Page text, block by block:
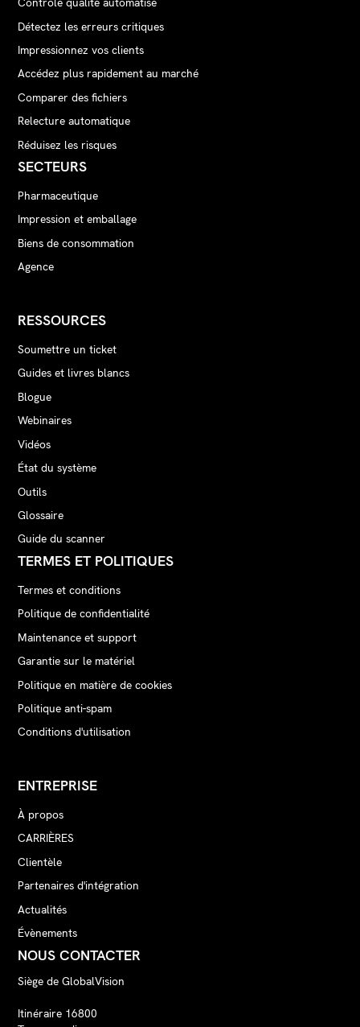
Détectez les erreurs critiques
Impressionnez vos clients
Accédez plus rapidement au marché
Comparer des fichiers
Relecture automatique
Réduisez les risques
SECTEURS
Pharmaceutique
Impression et emballage
Biens de consommation
Agence
RESSOURCES
Soumettre un ticket
Guides et livres blancs
Blogue
Webinaires
Vidéos
État du système
Outils
Glossaire
Guide du scanner
TERMES ET POLITIQUES
Termes et conditions
Politique de confidentialité
Maintenance et support
Garantie sur le matériel
Politique en matière de cookies
Politique anti-spam
Conditions d'utilisation
ENTREPRISE
À propos
CARRIÈRES
Clientèle
Partenaires d'intégration
Actualités
Évènements
NOUS CONTACTER
Siège de GlobalVision
Itinéraire 16800